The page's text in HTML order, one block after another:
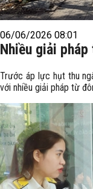
06/06/2026 08:01
Nhiều giải
Trước áp lực hụt thu
với nhiều giải pháp từ